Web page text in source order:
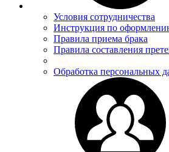
Условия сотрудничества
Инструкция по
Правила приема брака
Правила составления
Обработка персональных